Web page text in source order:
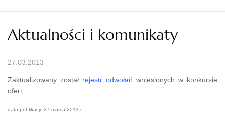
Aktualności i komunikaty
27.03.2013
Zaktualizowany został rejestr odwołań wniesionych w konkursie
ofert.
data publikacji: 27 marca 2013 r.